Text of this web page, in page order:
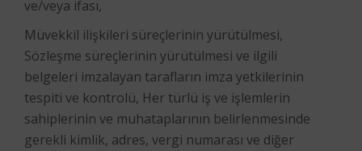
ve/veya ifası,
Müvekkil ilişkileri süreçlerinin yürütülmesi,
Sözleşme süreçlerinin yürütülmesi ve ilgili
belgeleri imzalayan tarafların imza yetkilerinin
tespiti ve kontrolü, Her türlü iş ve işlemlerin
sahiplerinin ve muhataplarının belirlenmesinde
gerekli kimlik, adres, vergi numarası ve diğer